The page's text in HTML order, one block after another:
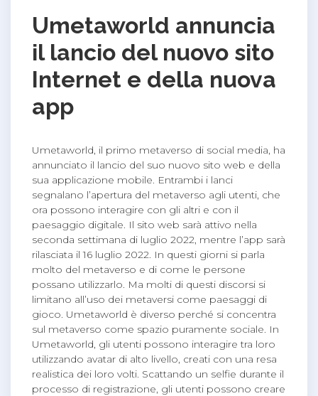
Umetaworld annuncia
il lancio del nuovo sito
Internet e della nuova
app
Umetaworld, il primo metaverso di social media, ha
annunciato il lancio del suo nuovo sito web e della
sua applicazione mobile. Entrambi i lanci
segnalano l’apertura del metaverso agli utenti, che
ora possono interagire con gli altri e con il
paesaggio digitale. Il sito web sarà attivo nella
seconda settimana di luglio 2022, mentre l’app sarà
rilasciata il 16 luglio 2022. In questi giorni si parla
molto del metaverso e di come le persone
possano utilizzarlo. Ma molti di questi discorsi si
limitano all’uso dei metaversi come paesaggi di
gioco. Umetaworld è diverso perché si concentra
sul metaverso come spazio puramente sociale. In
Umetaworld, gli utenti possono interagire tra loro
utilizzando avatar di alto livello, creati con una resa
realistica dei loro volti. Scattando un selfie durante il
processo di registrazione, gli utenti possono creare